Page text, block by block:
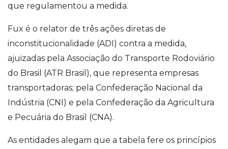
que regulamentou a medida.
Fux é o relator de três ações diretas de
inconstitucionalidade (ADI) contra a medida,
ajuizadas pela Associação do Transporte Rodoviário
do Brasil (ATR Brasil), que representa empresas
transportadoras; pela Confederação Nacional da
Indústria (CNI) e pela Confederação da Agricultura
e Pecuária do Brasil (CNA).
As entidades alegam que a tabela fere os princípios